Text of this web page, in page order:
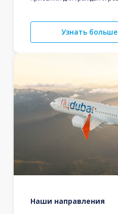
Узнать больше
Наши направления